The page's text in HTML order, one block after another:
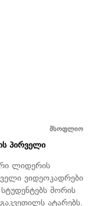
მსოფლიო
პირველი
ლიდერის
ვიდეოკადრები
შორის
ატარებს.